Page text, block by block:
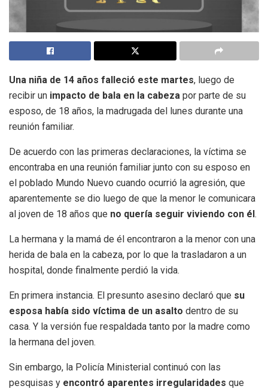
Una niña de 14 años falleció este martes, luego de
recibir un impacto de bala en la cabeza por parte de su
esposo, de 18 años, la madrugada del lunes durante una
reunión familiar.
De acuerdo con las primeras declaraciones, la víctima se
encontraba en una reunión familiar junto con su esposo en
el poblado Mundo Nuevo cuando ocurrió la agresión, que
aparentemente se dio luego de que la menor le comunicara
al joven de 18 años que no quería seguir viviendo con él .
La hermana y la mamá de él encontraron a la menor con una
herida de bala en la cabeza, por lo que la trasladaron a un
hospital, donde finalmente perdió la vida.
En primera instancia. El presunto asesino declaró que su
esposa había sido víctima de un asalto dentro de su
casa. Y la versión fue respaldada tanto por la madre como
la hermana del joven.
Sin embargo, la Policía Ministerial continuó con las
pesquisas y encontró aparentes irregularidades que